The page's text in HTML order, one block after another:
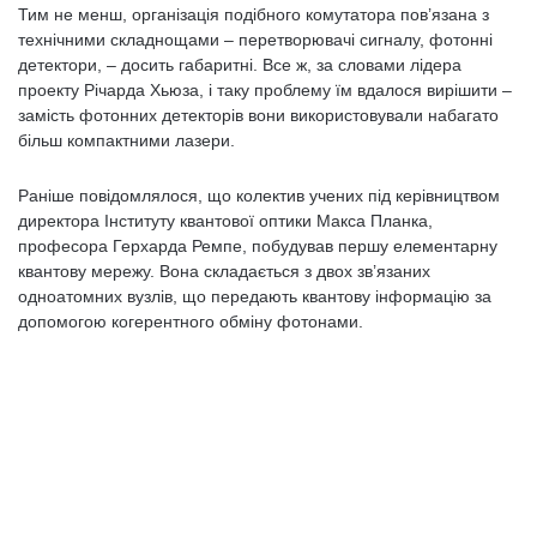
Тим не менш, організація подібного комутатора пов’язана з
технічними складнощами – перетворювачі сигналу, фотонні
детектори, – досить габаритні. Все ж, за словами лідера
проекту Річарда Хьюза, і таку проблему їм вдалося вирішити –
замість фотонних детекторів вони використовували набагато
більш компактними лазери.
Раніше повідомлялося, що колектив учених під керівництвом
директора Інституту квантової оптики Макса Планка,
професора Герхарда Ремпе, побудував першу елементарну
квантову мережу. Вона складається з двох зв’язаних
одноатомних вузлів, що передають квантову інформацію за
допомогою когерентного обміну фотонами.